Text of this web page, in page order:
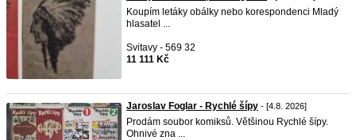
Koupím letáky obálky nebo korespondenci Mladý
hlasatel ...
Svitavy - 569 32
11 111 Kč
Jaroslav Foglar - Rychlé šípy - [4.8. 2026]
Prodám soubor komiksů. Většinou Rychlé šípy.
Ohnivé zna ...